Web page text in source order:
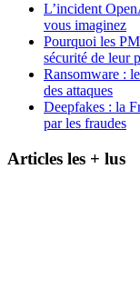
L’incident
vous imaginez
Pourquoi les
sécurité de leur
Ransomware :
des attaques
Deepfakes : la
par les fraudes
Articles les + lus